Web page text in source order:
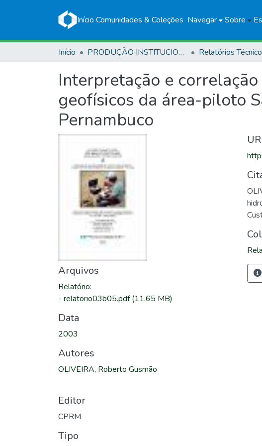
Início Comunidades & Coleções Navegar Sobre
Início PRODUÇÃO INSTITUCIONAL Relatórios
Interpretação e
geofísicos da área-piloto
Pernambuco
Arquivos
Relatório:
- relatorio03b05.pdf(11.65 MB)
Data
2003
Autores
OLIVEIRA, Roberto Gusmão
Editor
CPRM
Tipo